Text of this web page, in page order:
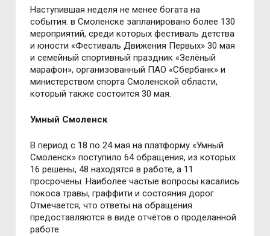
Наступившая неделя не менее богата на
события: в Смоленске запланировано более 130
мероприятий, среди которых фестиваль детства
и юности «Фестиваль Движения Первых» 30 мая
и семейный спортивный праздник «Зелёный
марафон», организованный ПАО «Сбербанк» и
министерством спорта Смоленской области,
который также состоится 30 мая.
Умный Смоленск
В период с 18 по 24 мая на платформу «Умный
Смоленск» поступило 64 обращения, из которых
16 решены, 48 находятся в работе, а 11
просрочены. Наиболее частые вопросы касались
покоса травы, граффити и состояния дорог.
Отмечается, что ответы на обращения
предоставляются в виде отчётов о проделанной
работе.